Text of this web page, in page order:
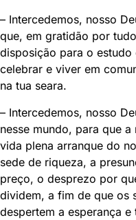
– Intercedemos, nosso
que, em gratidão por
disposição para o
celebrar e viver em
na tua seara.
– Intercedemos, nosso
nesse mundo, para que
vida plena arranque do
sede de riqueza, a
preço, o desprezo por
dividem, a fim de que os
despertem a esperança